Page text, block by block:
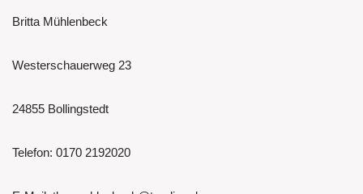
Britta Mühlenbeck
Westerschauerweg 23
24855 Bollingstedt
Telefon: 0170 2192020